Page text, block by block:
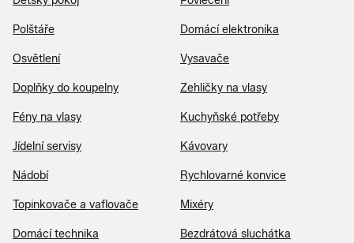
Polštáře Domácí elektronika
Osvětlení Vysavače
Doplňky do koupelny Zehličky na vlasy
Fény na vlasy Kuchyňské potřeby
Jídelní servisy Kávovary
Nádobí Rychlovarné konvice
Topinkovače a vaflovače Mixéry
Domácí technika Bezdrátová sluchátka